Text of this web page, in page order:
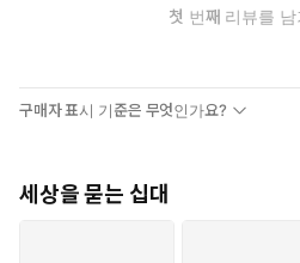
첫 번째 리뷰를
구매자 표시 기준은 무엇인가요?
세상을 묻는 십대